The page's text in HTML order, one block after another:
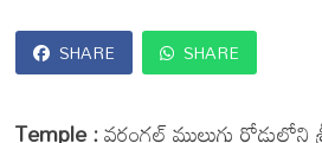
SHARE SHARE
Temple :వరంగల్ ములుగు